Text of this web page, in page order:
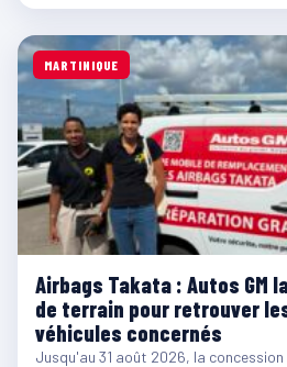
MARTINIQUE
Airbags Takata : Autos GM
de terrain pour retrouver
véhicules concernés
Jusqu'au 31 août 2026, la